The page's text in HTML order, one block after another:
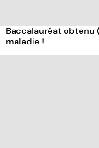
Baccalauréat obtenu
maladie !